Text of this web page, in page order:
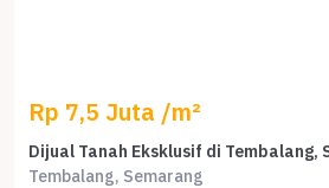
Rp 7,5 Juta /m²
Dijual Tanah Eksklusif di Tembalang,
Tembalang, Semarang